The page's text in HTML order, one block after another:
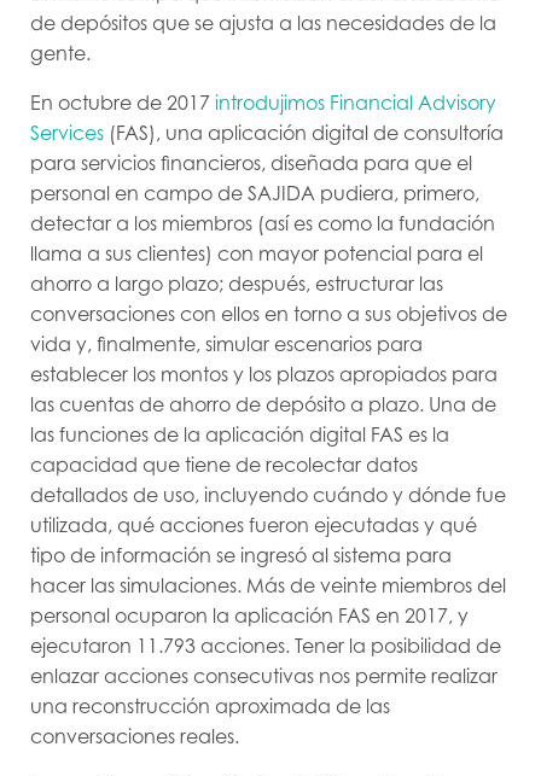
de depósitos que se ajusta a las necesidades de la
gente.
En octubre de 2017 introdujimos Financial Advisory
Services (FAS), una aplicación digital de consultoría
para servicios financieros, diseñada para que el
personal en campo de SAJIDA pudiera, primero,
detectar a los miembros (así es como la fundación
llama a sus clientes) con mayor potencial para el
ahorro a largo plazo; después, estructurar las
conversaciones con ellos en torno a sus objetivos de
vida y, finalmente, simular escenarios para
establecer los montos y los plazos apropiados para
las cuentas de ahorro de depósito a plazo. Una de
las funciones de la aplicación digital FAS es la
capacidad que tiene de recolectar datos
detallados de uso, incluyendo cuándo y dónde fue
utilizada, qué acciones fueron ejecutadas y qué
tipo de información se ingresó al sistema para
hacer las simulaciones. Más de veinte miembros del
personal ocuparon la aplicación FAS en 2017, y
ejecutaron 11.793 acciones. Tener la posibilidad de
enlazar acciones consecutivas nos permite realizar
una reconstrucción aproximada de las
conversaciones reales.